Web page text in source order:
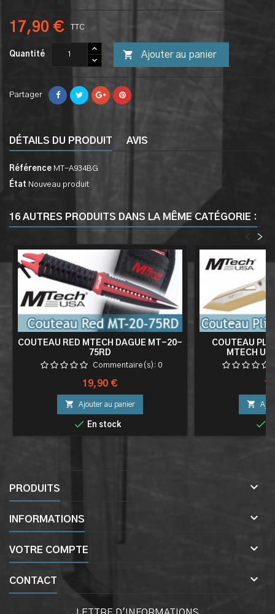
17,90 € TTC
Quantité  Ajouter au panier
Partager
DÉTAILS DU PRODUIT AVIS
Référence MT-A934BG
État Nouveau produit
16 AUTRES PRODUITS DANS LA MÊME CATÉGORIE :
>
<
COUTEAU RED MTECH DAGUE MT-20-
75RD
Commentaire(s): 0
Prix
19,90 €
 Ajouter au panier
 En stock
COUTEAU
MTECH


PRODUITS 
INFORMATIONS 
VOTRE COMPTE 
CONTACT 